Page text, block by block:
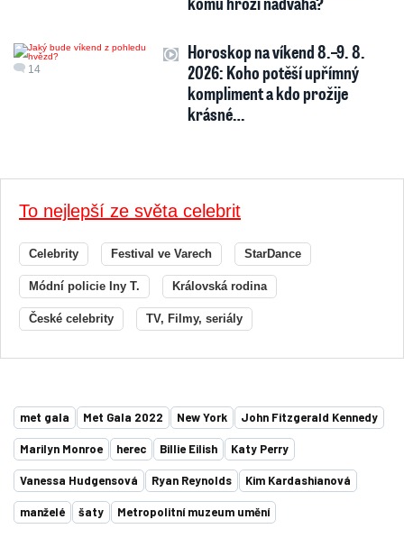
14
Horoskop na víkend 8.–9. 8.
2026: Koho potěší upřímný
kompliment a kdo prožije
krásné…
To nejlepší ze světa celebrit
Celebrity Festival ve Varech StarDance
Módní policie Iny T. Královská rodina
České celebrity TV, Filmy, seriály
met gala Met Gala 2022 New York John Fitzgerald Kennedy
Marilyn Monroe herec Billie Eilish Katy Perry
Vanessa Hudgensová Ryan Reynolds Kim Kardashianová
manželé šaty Metropolitní muzeum umění